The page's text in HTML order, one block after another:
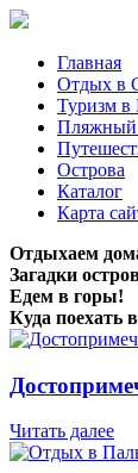
Главная
Отдых в
Туризм в
Пляжный
Острова
Каталог
Карта
Отдыхаем
Загадки
Едем в горы!
Куда поехать
Читать далее